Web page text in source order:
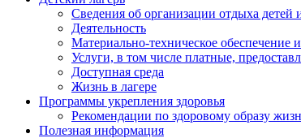
Сведения об организации отдыха детей
Деятельность
Материально-техническое обеспечение
Услуги, в том числе платные,
Доступная среда
Жизнь в лагере
Программы укрепления здоровья
Рекомендации по здоровому образу
Полезная информация